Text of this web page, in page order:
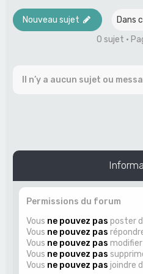
Nouveau sujet
0 sujet •
Il n’y a aucun sujet ou
Permissions du forum
Vous ne pouvez pas poster
Vous ne pouvez pas
Vous ne pouvez pas
Vous ne pouvez pas
Vous ne pouvez pas joindre